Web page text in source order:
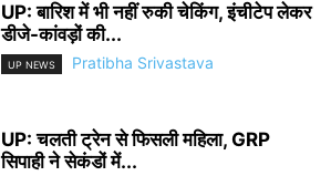
UP: बारिश में भी नहीं रुकी चेकिंग, इंचीटेप लेकर
डीजे-कांवड़ों की...
UP NEWS Pratibha Srivastava
UP: चलती ट्रेन से फिसली महिला, GRP
सिपाही ने सेकंडों में...